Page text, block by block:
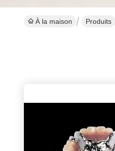
À la maison Produits